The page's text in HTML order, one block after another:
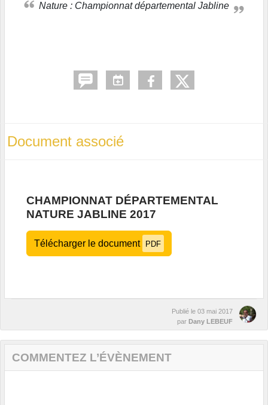
Nature : Championnat départemental Jabline
Document associé
CHAMPIONNAT DÉPARTEMENTAL
NATURE JABLINE 2017
Télécharger le document PDF
Publié le 03 mai 2017
par Dany LEBEUF
COMMENTEZ L’ÉVÈNEMENT